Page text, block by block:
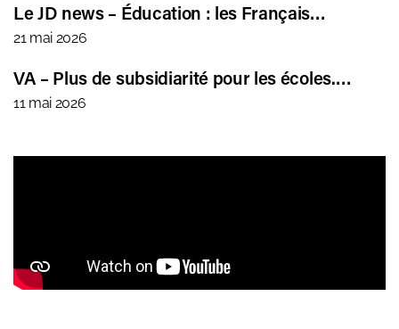
Le JD news – Éducation : les Français…
21 mai 2026
VA – Plus de subsidiarité pour les écoles.…
11 mai 2026